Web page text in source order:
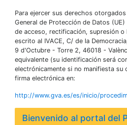
Para ejercer sus derechos
General de Protección de Datos
de acceso, rectificación, supresión
escrito al IVACE, C/ de la
9 d'Octubre - Torre 2, 46018 -
equivalente (su identificación será
electrónicamente si no manifiesta su
firma electrónica en:
http://www.gva.es/es/inicio/
Bienvenido al portal del